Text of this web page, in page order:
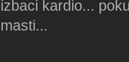
izbaci kardio...
masti...